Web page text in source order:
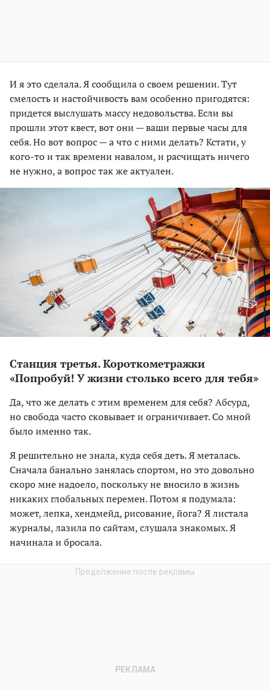
И я это сделала. Я сообщила о своем решении. Тут
смелость и настойчивость вам особенно пригодятся:
придется выслушать массу недовольства. Если вы
прошли этот квест, вот они — ваши первые часы для
себя. Но вот вопрос — а что с ними делать? Кстати, у
кого-то и так времени навалом, и расчищать ничего
не нужно, а вопрос так же актуален.
Станция третья. Короткометражки
«Попробуй! У жизни столько всего для тебя»
Да, что же делать с этим временем для себя? Абсурд,
но свобода часто сковывает и ограничивает. Со мной
было именно так.
Я решительно не знала, куда себя деть. Я металась.
Сначала банально занялась спортом, но это довольно
скоро мне надоело, поскольку не вносило в жизнь
никаких глобальных перемен. Потом я подумала:
может, лепка, хендмейд, рисование, йога? Я листала
журналы, лазила по сайтам, слушала знакомых. Я
начинала и бросала.